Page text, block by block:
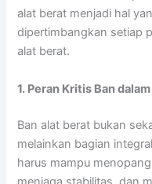
alat berat menjadi hal
dipertimbangkan setiap
alat berat.
1. Peran Kritis Ban
Ban alat berat bukan
melainkan bagian
harus mampu